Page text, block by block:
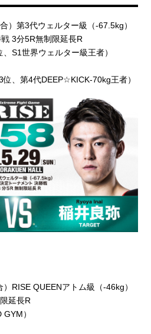
）第3代ウェルター級（-67.5kg）
3分5R無制限延長R
S1世界ウェルター級王者）
、第4代DEEP☆KICK-70kg王者）
RISE QUEENアトム級（-46kg）
延長R
）